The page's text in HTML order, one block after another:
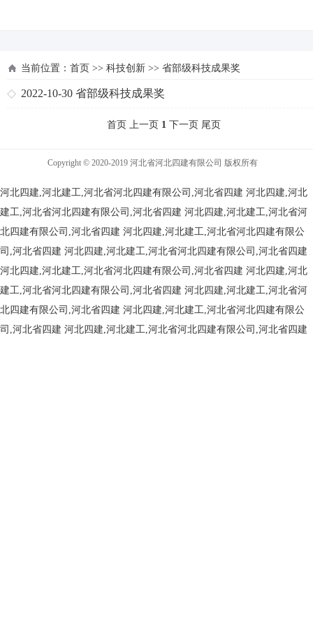
当前位置： 首页 >> 科技创新 >> 省部级科技成果奖
2022-10-30 省部级科技成果奖
首页 上一页 1 下一页 尾页
Copyright © 2020-2019 河北省河北四建有限公司 版权所有
河北四建,河北建工,河北省河北四建有限公司,河北省四建 河北四建,河北
建工,河北省河北四建有限公司,河北省四建 河北四建,河北建工,河北省河
北四建有限公司,河北省四建 河北四建,河北建工,河北省河北四建有限公
司,河北省四建 河北四建,河北建工,河北省河北四建有限公司,河北省四建
河北四建,河北建工,河北省河北四建有限公司,河北省四建 河北四建,河北
建工,河北省河北四建有限公司,河北省四建 河北四建,河北建工,河北省河
北四建有限公司,河北省四建 河北四建,河北建工,河北省河北四建有限公
司,河北省四建 河北四建,河北建工,河北省河北四建有限公司,河北省四建